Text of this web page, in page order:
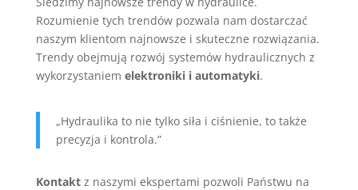
Rozumienie tych trendów pozwala nam dostarczać
naszym klientom najnowsze i skuteczne rozwiązania.
Trendy obejmują rozwój systemów hydraulicznych z
wykorzystaniem elektroniki i automatyki.
„Hydraulika to nie tylko siła i ciśnienie, to także
precyzja i kontrola.”
Kontaktz naszymi ekspertami pozwoli Państwu na